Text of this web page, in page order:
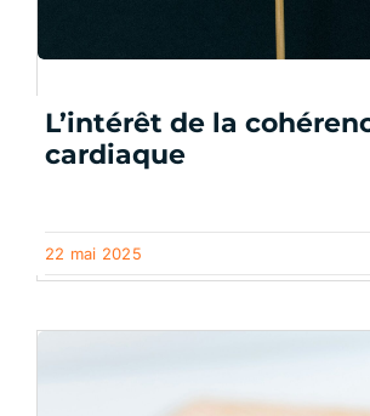
L’intérêt de la
cardiaque
22 mai 2025